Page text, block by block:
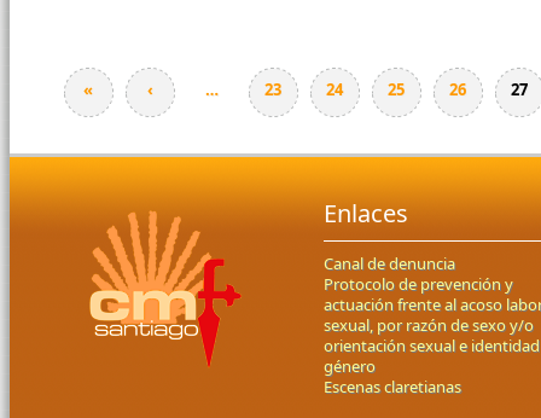
Páginas
« ‹ … 23 24 25 26 27
Enlaces
Canal de denuncia
Protocolo de prevención y
actuación frente al acoso
sexual, por razón de sexo y/o
orientación sexual e
género
Escenas claretianas